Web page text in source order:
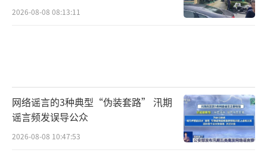
2026-08-08 08:13:11
网络谣言的3种典型“伪装套路” 汛期
谣言频发误导公众
2026-08-08 10:47:53